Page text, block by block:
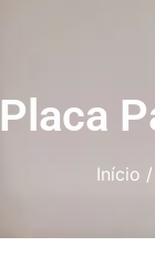
Placa
Início /